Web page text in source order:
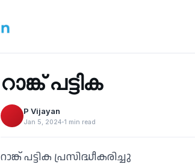
‹
റാങ്ക് പട്ടിക
P Vijayan
Jan 5, 2024 1 min read
റാങ്ക് പട്ടിക പ്രസിദ്ധീകരിച്ചു